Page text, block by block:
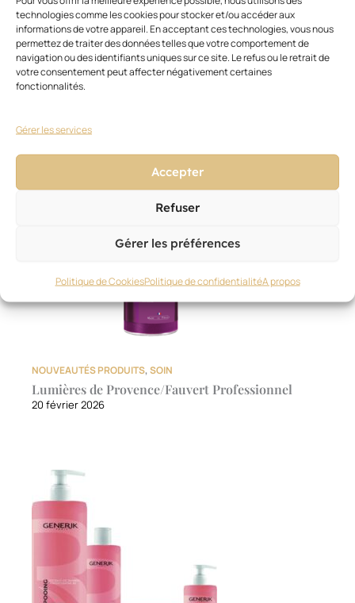
technologies comme les cookies pour stocker et/ou accéder aux
informations de votre appareil. En acceptant ces technologies, vous nous
permettez de traiter des données telles que votre comportement de
navigation ou des identifiants uniques sur ce site. Le refus ou le retrait de
votre consentement peut affecter négativement certaines
fonctionnalités.
Gérer les services
Accepter
Refuser
Gérer les préférences
Politique de CookiesPolitique de confidentialitéA propos
NOUVEAUTÉS PRODUITS,SOIN
BC Bonacure/Schwarzkopf Professional
20 février 2026
NOUVEAUTÉS PRODUITS,SOIN
Lumières de Provence/Fauvert Professionnel
20 février 2026